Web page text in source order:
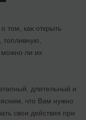
том, как открыть
топливную,
можно ли их
длительный и
что Вам нужно
свои действия при